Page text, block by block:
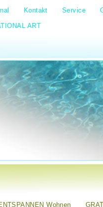
Kontakt Service
ART
Wohnen